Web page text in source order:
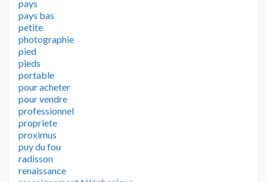
pays
pays bas
petite
photographie
pied
pieds
portable
pour acheter
pour vendre
professionnel
propriete
proximus
puy du fou
radisson
renaissance